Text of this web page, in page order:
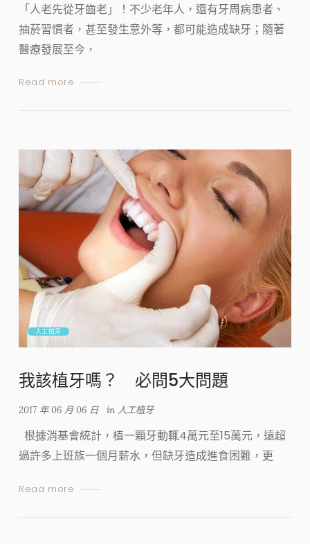
「人老先從牙齒老」！不少老年人，還有牙周病患者、
抽菸習慣者，甚至發生意外等，都可能造成缺牙；隨著
醫療發展至今，
Read more
人工植牙
我該植牙嗎？ 必問5大問題
2017 年 06 月 06 日 in 人工植牙
根據消基會統計，植一顆牙動輒4萬元至15萬元，遠超
過許多上班族一個月薪水，但缺牙造成進食困難，更
Read more